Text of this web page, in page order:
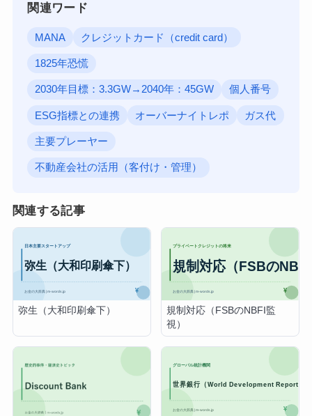
関連ワード
MANA クレジットカード（credit card）
1825年恐慌
2030年目標：3.3GW→2040年：45GW 個人番号
ESG指標との連携 オーバーナイトレポ ガス代
主要プレーヤー
不動産会社の活用（客付け・管理）
関連する記事
弥生（大和印刷傘下）
規制対応（FSBのNBFI監
視）